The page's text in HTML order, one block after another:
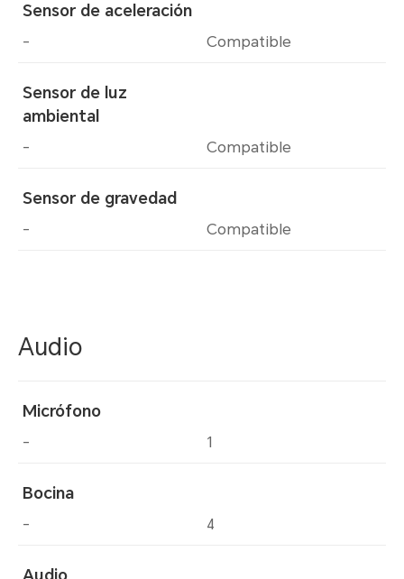
Sensor de aceleración
-
Sensor de luz
ambiental
-
Sensor de gravedad
-
Compatible
Compatible
Compatible
Audio
Micrófono
-
Bocina
-
Audio
1
4